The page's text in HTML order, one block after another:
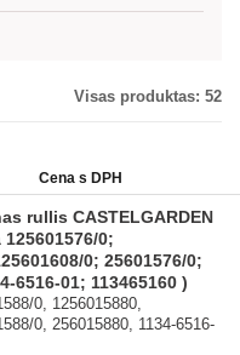
Visas produktas: 52
Cena s DPH
rullis CASTELGARDEN
0;
0; 25601576/0;
6516-01; 113465160 )
0, 1256015880,
0, 256015880, 1134-6516-